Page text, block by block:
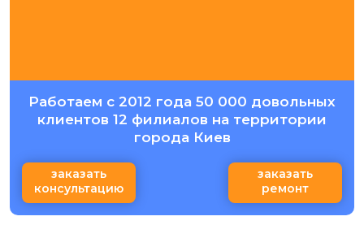
Работаем с 2012 года 50 000 довольных
клиентов 12 филиалов на территории
города Киев
заказать
консультацию
заказать
ремонт